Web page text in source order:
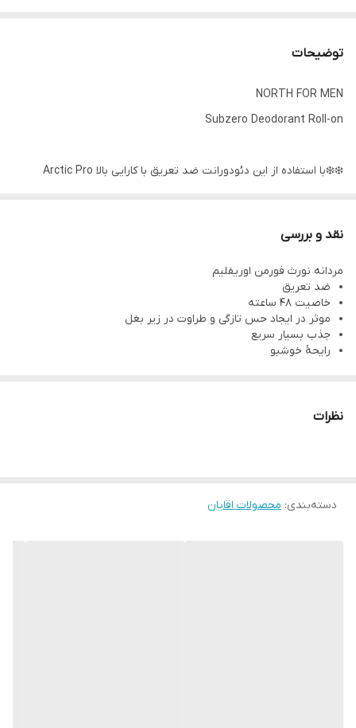
توضیحات
NORTH FOR MEN
Subzero Deodorant Roll-on
❄️❄️با استفاده از این دئودورانت ضد تعریق با کارایی بالا Arctic Pro
❄️❄️ حداکثر محافظت در برابر رطوبت را فراهم می کند و یک منتول تازه
برای احساس خنک و نشاط آور تزریق می کند.
❄️❄️خشک شدن سریع ، بدون علامت سفیدکنندگی...
☃️☃️ از نظر پوستی آزمایش شده است.
50ml
نقد و بررسی
مردانه نورث فورمن اوریفلیم
ضد تعریق
خاصیت 48 ساعته
موثر در ایجاد حس تازگی و طراوت در زیر بغل
جذب بسیار سریع
رایحۀ خوشبو
نظرات
دسته‌بندی: محصولات اقایان